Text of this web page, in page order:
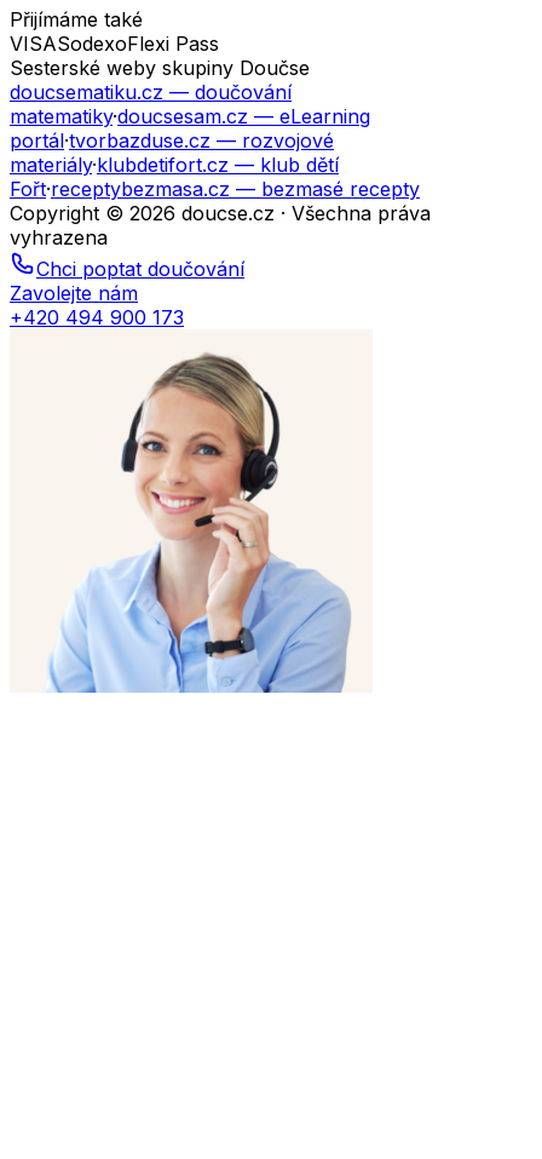
Přijímáme také
VISASodexoFlexi Pass
Sesterské weby skupiny Doučse
doucsematiku.cz — doučování
matematiky·doucsesam.cz — eLearning
portál·tvorbazduse.cz — rozvojové
materiály·klubdetifort.cz — klub dětí
Fořt·receptybezmasa.cz — bezmasé recepty
Copyright © 2026 doucse.cz · Všechna práva
vyhrazena
Chci poptat doučování
Zavolejte nám
+420 494 900 173